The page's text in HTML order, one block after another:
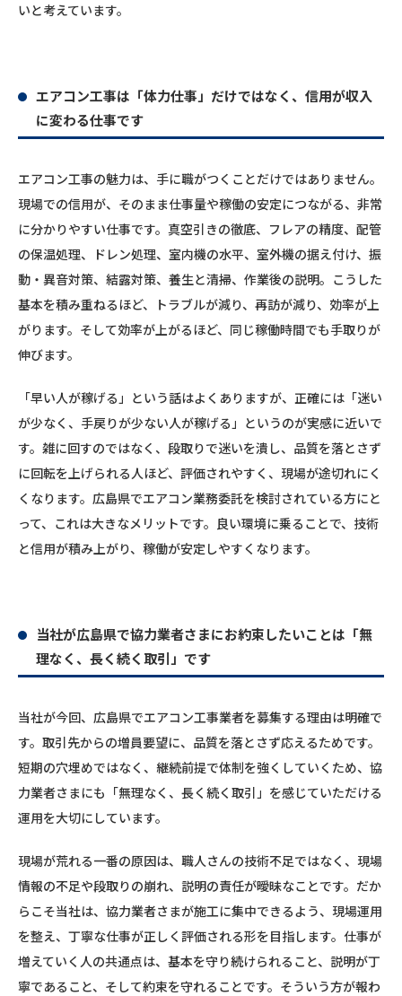
いと考えています。
エアコン工事は「体力仕事」だけではなく、信用が収入
に変わる仕事です
エアコン工事の魅力は、手に職がつくことだけではありません。
現場での信用が、そのまま仕事量や稼働の安定につながる、非常
に分かりやすい仕事です。真空引きの徹底、フレアの精度、配管
の保温処理、ドレン処理、室内機の水平、室外機の据え付け、振
動・異音対策、結露対策、養生と清掃、作業後の説明。こうした
基本を積み重ねるほど、トラブルが減り、再訪が減り、効率が上
がります。そして効率が上がるほど、同じ稼働時間でも手取りが
伸びます。
「早い人が稼げる」という話はよくありますが、正確には「迷い
が少なく、手戻りが少ない人が稼げる」というのが実感に近いで
す。雑に回すのではなく、段取りで迷いを潰し、品質を落とさず
に回転を上げられる人ほど、評価されやすく、現場が途切れにく
くなります。広島県でエアコン業務委託を検討されている方にと
って、これは大きなメリットです。良い環境に乗ることで、技術
と信用が積み上がり、稼働が安定しやすくなります。
当社が広島県で協力業者さまにお約束したいことは「無
理なく、長く続く取引」です
当社が今回、広島県でエアコン工事業者を募集する理由は明確で
す。取引先からの増員要望に、品質を落とさず応えるためです。
短期の穴埋めではなく、継続前提で体制を強くしていくため、協
力業者さまにも「無理なく、長く続く取引」を感じていただける
運用を大切にしています。
現場が荒れる一番の原因は、職人さんの技術不足ではなく、現場
情報の不足や段取りの崩れ、説明の責任が曖昧なことです。だか
らこそ当社は、協力業者さまが施工に集中できるよう、現場運用
を整え、丁寧な仕事が正しく評価される形を目指します。仕事が
増えていく人の共通点は、基本を守り続けられること、説明が丁
寧であること、そして約束を守れることです。そういう方が報わ